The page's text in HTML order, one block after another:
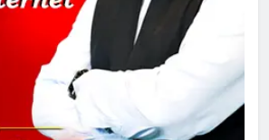
अमर शहीद ठाकुर रोशन सिंह के नाम पर
स्वरूप रानी नेहरू चिकित्सालय का
नामकरण करने की मांग को लेकर
अनिश्चितकालीन धरना शुरू